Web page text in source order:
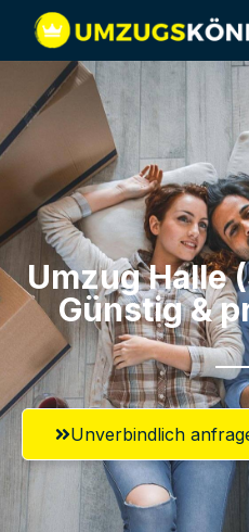
Umzug Halle
Günstig &
Unverbindlich